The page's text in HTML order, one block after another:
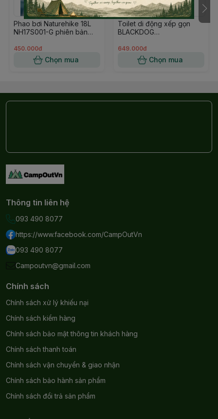
2. BẢO HÀNH SẢN PHẨM:
Phao bơi Naturehike 18L
NH17S001-G phiên bản
450.000đ
Chọn mua
Toilet di động xếp gọn
BLACKDOG
649.000đ
Chọn mua
Thông tin liên hệ
093 490 8077
https://www.facebook.com/CampOutVn
093 490 8077
Campoutvn@gmail.com
Chính sách
Chính sách xử lý khiếu nại
Chính sách kiểm hàng
Chính sách bảo mật thông tin khách hàng
Chính sách thanh toán
Chính sách vận chuyển & giao nhận
Chính sách bảo hành sản phẩm
Chính sách đổi trả sản phẩm